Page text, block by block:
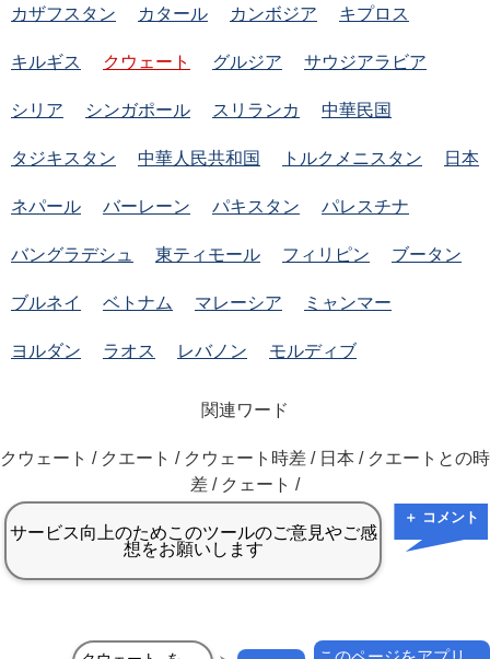
カザフスタン カタール カンボジア キプロス
キルギス クウェート グルジア サウジアラビア
シリア シンガポール スリランカ 中華民国
タジキスタン 中華人民共和国 トルクメニスタン 日本
ネパール バーレーン パキスタン パレスチナ
バングラデシュ 東ティモール フィリピン ブータン
ブルネイ ベトナム マレーシア ミャンマー
ヨルダン ラオス レバノン モルディブ
関連ワード
クウェート / クエート / クウェート時差 / 日本 / クエートとの時
差 / クェート /
＋ コメント